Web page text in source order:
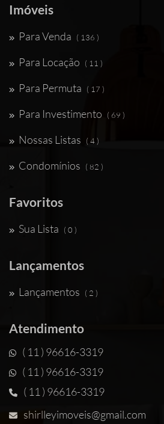
Imóveis
Para Venda ( 136 )
Para Locação ( 11 )
Para Permuta ( 17 )
Para Investimento ( 69 )
Nossas Listas ( 4 )
Condomínios ( 82 )
Favoritos
Sua Lista ( 0 )
Lançamentos
Lançamentos ( 2 )
Atendimento
( 11 ) 96616-3319
( 11 ) 96616-3319
( 11 ) 96616-3319
shirlleyimoveis@gmail.com